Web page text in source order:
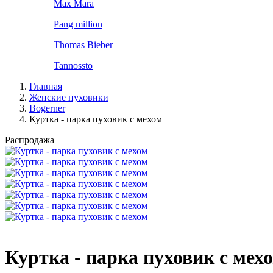
Max Mara
Pang million
Thomas Bieber
Tannossto
Главная
Женские пуховики
Bogerner
Куртка - парка пуховик с мехом
Распродажа
Куртка - парка пуховик с